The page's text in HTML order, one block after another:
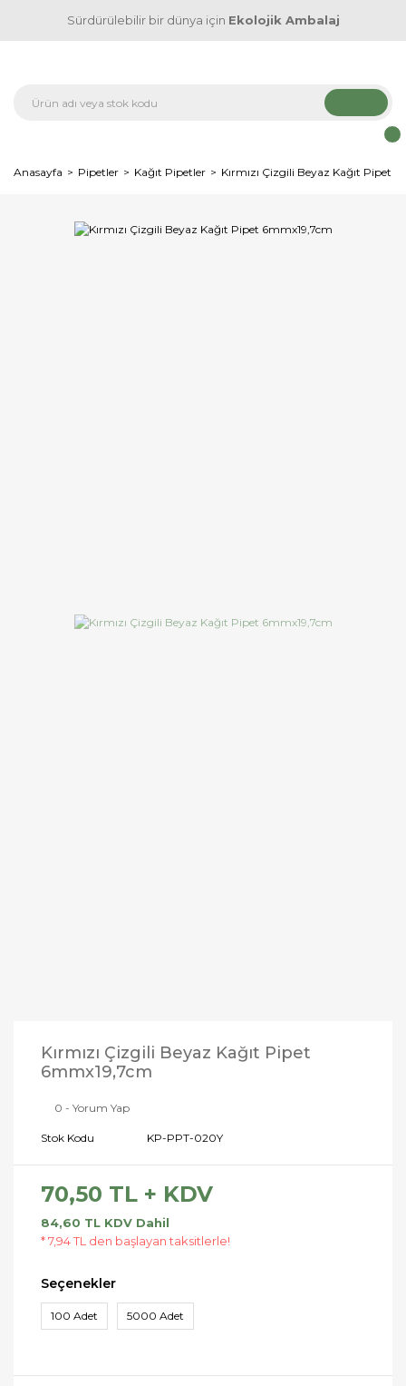
Sürdürülebilir bir dünya için Ekolojik Ambalaj
Anasayfa Pipetler Kağıt Pipetler Kırmızı Çizgili Beyaz Kağıt Pipet
Kırmızı Çizgili Beyaz Kağıt Pipet
6mmx19,7cm
0 - Yorum Yap
Stok Kodu KP-PPT-020Y
70,50 TL + KDV
84,60 TL KDV Dahil
* 7,94 TL den başlayan taksitlerle!
Seçenekler
100 Adet 5000 Adet